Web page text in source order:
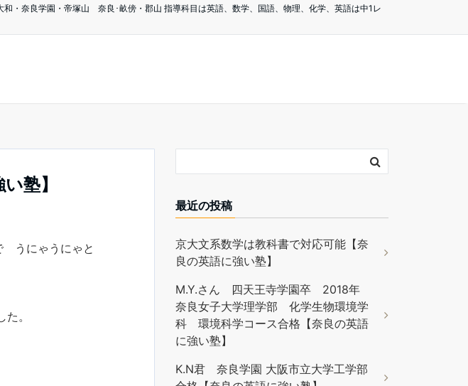
・奈良学園・帝塚山 奈良･畝傍・郡山 指導科目は英語、数学、国語、物理、化学、英語は中1レ
塾】
うにゃうにゃと
。
最近の投稿
京大文系数学は教科書で対応可能【奈
良の英語に強い塾】
M.Y.さん 四天王寺学園卒 2018年
奈良女子大学理学部 化学生物環境学
科 環境科学コース合格【奈良の英語
に強い塾】
K.N君 奈良学園 大阪市立大学工学部